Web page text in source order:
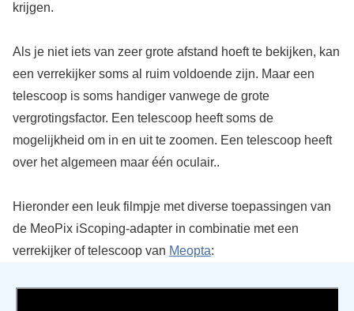
krijgen.
Als je niet iets van zeer grote afstand hoeft te bekijken, kan
een verrekijker soms al ruim voldoende zijn. Maar een
telescoop is soms handiger vanwege de grote
vergrotingsfactor. Een telescoop heeft soms de
mogelijkheid om in en uit te zoomen. Een telescoop heeft
over het algemeen maar één oculair..
Hieronder een leuk filmpje met diverse toepassingen van
de MeoPix iScoping-adapter in combinatie met een
verrekijker of telescoop van Meopta: